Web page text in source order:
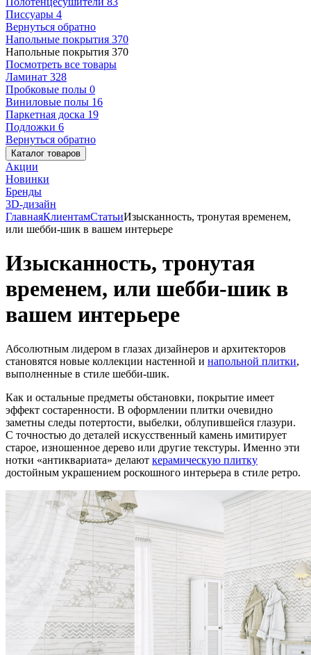
Писсуары 4
Вернуться обратно
Напольные покрытия 370
Напольные покрытия 370
Посмотреть все товары
Ламинат 328
Пробковые полы 0
Виниловые полы 16
Паркетная доска 19
Подложки 6
Вернуться обратно
Каталог товаров
Акции
Новинки
Бренды
3D-дизайн
ГлавнаяКлиентамСтатьиИзысканность, тронутая временем,
или шебби-шик в вашем интерьере
Изысканность, тронутая
временем, или шебби-шик в
вашем интерьере
Абсолютным лидером в глазах дизайнеров и архитекторов
становятся новые коллекции настенной и напольной плитки,
выполненные в стиле шебби-шик.
Как и остальные предметы обстановки, покрытие имеет
эффект состаренности. В оформлении плитки очевидно
заметны следы потертости, выбелки, облупившейся глазури.
С точностью до деталей искусственный камень имитирует
старое, изношенное дерево или другие текстуры. Именно эти
нотки «антиквариата» делают керамическую плитку
достойным украшением роскошного интерьера в стиле ретро.